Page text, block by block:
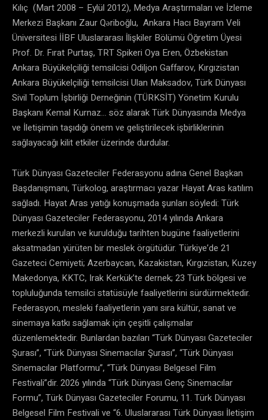
Kılıç (Mart 2008 – Eylül 2012), Medya Araştırmaları ve İzleme
Merkezi Başkanı Zaur Qəriboğlu, Ankara Hacı Bayram Veli
Üniversitesi İİBF Uluslararası İlişkiler Bölümü Öğretim Üyesi
Prof. Dr. Fırat Purtaş, TRT Spikeri Oya Eren, Özbekistan
Ankara Büyükelçiliği temsilcisi Odiljon Gaffarov, Kırgızistan
Ankara Büyükelçiliği temsilcisi Ulan Maksadov, Türk Dünyası
Sivil Toplum İşbirliği Derneğinin (TÜRKSİT) Yönetim Kurulu
Başkanı Kemal Kurnaz… söz alarak Türk Dünyasında Medya
ve İletişimin taşıdığı önem ve geliştirilecek işbirliklerinin
sağlayacağı kilit etkiler üzerinde durdular.
Türk Dünyası Gazeteciler Federasyonu adına Genel Başkan
Başdanışmanı, Türkolog, araştırmacı yazar Hayat Aras katılım
sağladı. Hayat Aras yatığı konuşmada şunları söyledi: Türk
Dünyası Gazeteciler Federasyonu, 2014 yılında Ankara
merkezli kurulan ve kurulduğu tarihten bugüne faaliyetlerini
aksatmadan yürüten bir meslek örgütüdür. Türkiye’de 21
Gazeteci Cemiyeti; Azerbaycan, Kazakistan, Kırgızistan, Kuzey
Makedonya, KKTC, Irak Kerkük’te dernek; 23 Türk bölgesi ve
topluluğunda temsilci statüsüyle faaliyetlerini sürdürmektedir.
Federasyon, mesleki faaliyetlerin yanı sıra kültür, sanat ve
sinemaya katkı sağlamak için çeşitli çalışmalar
düzenlemektedir. Bunlardan bazıları “Türk Dünyası Gazeteciler
Şurası”, “Türk Dünyası Sinemacılar Şurası”, “Türk Dünyası
Sinemacılar Platformu”, “Türk Dünyası Belgesel Film
Festivali”dir. 2026 yılında “Türk Dünyası Genç Sinemacılar
Formu”, Türk Dünyası Gazeteciler Forumu, 11. Türk Dünyası
Belgesel Film Festivali ve “6. Uluslararası Türk Dünyası İletişim